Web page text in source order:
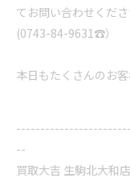
てお問い合わせくだ
(0743-84-9631☎️）
本日もたくさんのお
--
買取大吉 生駒北大和店